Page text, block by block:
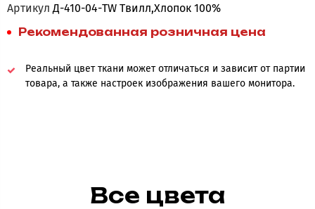
Артикул Д-410-04-TW Твилл,Хлопок 100%
Рекомендованная розничная цена
Реальный цвет ткани может отличаться и зависит от партии
товара, а также настроек изображения вашего монитора.
Все цвета